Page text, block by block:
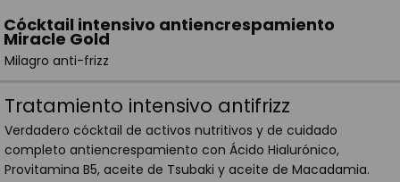
Cócktail intensivo antiencrespamiento
Miracle Gold
Milagro anti-frizz
Tratamiento intensivo antifrizz
Verdadero cócktail de activos nutritivos y de cuidado
completo antiencrespamiento con Ácido Hialurónico,
Provitamina B5, aceite de Tsubaki y aceite de Macadamia.